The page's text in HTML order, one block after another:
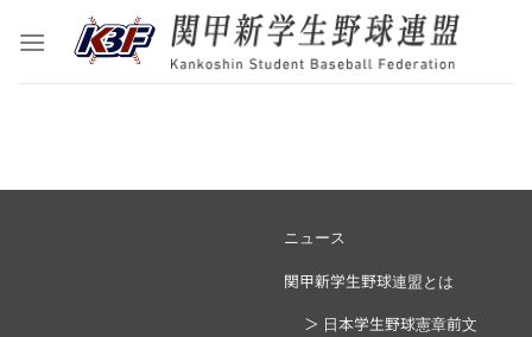
ニュース
関甲新学生野球連盟とは
＞ 日本学生野球憲章前文